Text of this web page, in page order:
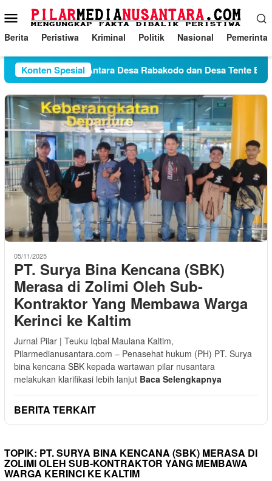
ke
konten
Menu
Mobile
Berita Peristiwa Kriminal Politik Nasional
Konten Spesial
Konflik Antara Desa Rabakodo dan Desa Tente
05/11/2025
PT. Surya Bina Kencana (SBK)
Merasa di Zolimi Oleh Sub-
Kontraktor Yang Membawa Warga
Kerinci ke Kaltim
Jurnal Pilar | Teuku Iqbal Maulana Kaltim,
Pilarmedianusantara.com – Penasehat hukum (PH) PT. Surya
bina kencana SBK kepada wartawan pilar nusantara
melakukan klarifikasi lebih lanjut Baca Selengkapnya
BERITA TERKAIT
TOPIK: PT. SURYA BINA KENCANA (SBK) MERASA DI
ZOLIMI OLEH SUB-KONTRAKTOR YANG MEMBAWA
WARGA KERINCI KE KALTIM